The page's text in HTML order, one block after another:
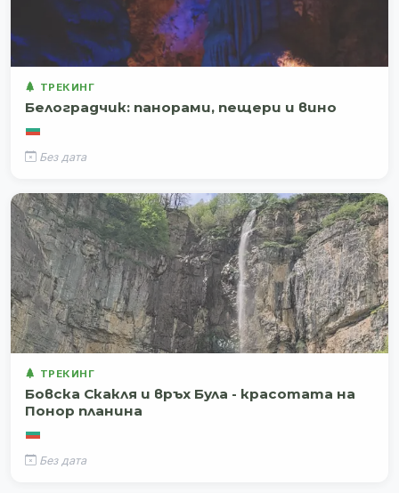
ТРЕКИНГ
Белоградчик: панорами, пещери и вино
Без дата
ТРЕКИНГ
Бовска Скакля и връх Була - красотата на
Понор планина
Без дата